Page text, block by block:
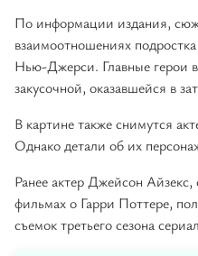
По информации издания,
взаимоотношениях
Нью-Джерси. Главные герои
закусочной, оказавшейся в
В картине также снимутся
Однако детали об их
Ранее актер Джейсон
фильмах о Гарри Поттере,
съемок третьего сезона